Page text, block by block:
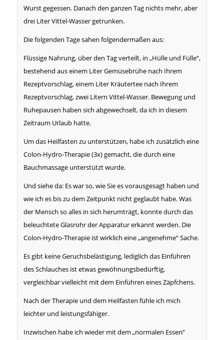
Wurst gegessen. Danach den ganzen Tag nichts mehr, aber
drei Liter Vittel-Wasser getrunken.
Die folgenden Tage sahen folgendermaßen aus:
Flüssige Nahrung, über den Tag verteilt, in „Hülle und Fülle“,
bestehend aus einem Liter Gemüsebrühe nach Ihrem
Rezeptvorschlag, einem Liter Kräutertee nach Ihrem
Rezeptvorschlag, zwei Litern Vittel-Wasser. Bewegung und
Ruhepausen haben sich abgewechselt, da ich in diesem
Zeitraum Urlaub hatte.
Um das Heilfasten zu unterstützen, habe ich zusätzlich eine
Colon-Hydro-Therapie (3x) gemacht, die durch eine
Bauchmassage unterstützt wurde.
Und siehe da: Es war so, wie Sie es vorausgesagt haben und
wie ich es bis zu dem Zeitpunkt nicht geglaubt habe. Was
der Mensch so alles in sich herumträgt, konnte durch das
beleuchtete Glasrohr der Apparatur erkannt werden. Die
Colon-Hydro-Therapie ist wirklich eine „angenehme“ Sache.
Es gibt keine Geruchsbelästigung, lediglich das Einführen
des Schlauches ist etwas gewöhnungsbedürftig,
vergleichbar vielleicht mit dem Einführen eines Zäpfchens.
Nach der Therapie und dem Heilfasten fühle ich mich
leichter und leistungsfähiger.
Inzwischen habe ich wieder mit dem „normalen Essen“